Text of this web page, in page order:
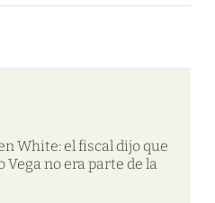
White: el fiscal dijo que
Vega no era parte de la